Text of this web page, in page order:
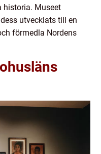
historia. Museet
utvecklats till en
förmedla Nordens